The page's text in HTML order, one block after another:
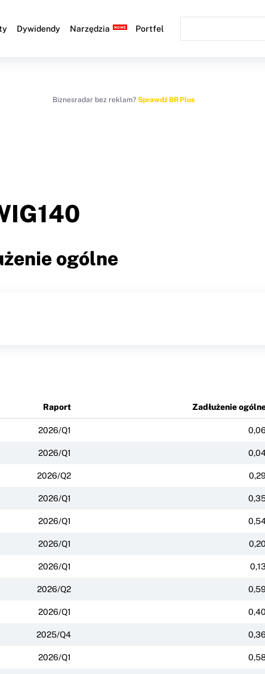
Dywidendy Narzędzia Portfel
Biznesradar bez reklam? Sprawdź BR Plus
ogólne
Raport Zadłużenie
2026/Q1 0,06
2026/Q1
2026/Q2 0,29
2026/Q1
2026/Q1
2026/Q1 0,20
2026/Q1
2026/Q2 0,59
2026/Q1 0,40
2025/Q4 0,36
2026/Q1